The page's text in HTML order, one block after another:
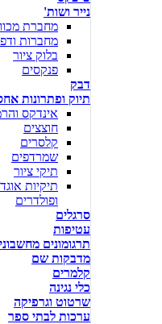
נייר ושות'
מחברת
מחברות
בלוק ציור
פנקסים
דבק
תיוק ופתרונות
אינדקס
חוצצים
קלסרים
שמרדפים
תיקי ציור
תיקיות
ופולדרים
סרגלים
עטיפות
תרגומונים
מדבקות שם
קלמרים
כלי נגינה
שרטוט וגרפיקה
ערכות לבתי ספר